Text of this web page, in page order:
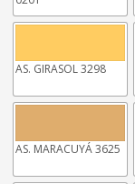
AS. GIRASOL 3298
AS. MARACUYÁ 3625